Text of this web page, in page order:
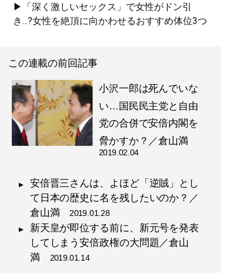
▶「深く激しいセックス」で女性がドン引
き...?女性を絶頂に向かわせるおすすめ体位3つ
この連載の前回記事
小沢一郎は死んでいな
い…国民民主党と自由
党の合併で安倍内閣を
脅かすか？／倉山満
2019.02.04
安倍晋三さんは、よほど「逆賊」とし
て日本の歴史に名を残したいのか？／
倉山満2019.01.28
新天皇が即位する前に、新元号を発表
してしまう安倍政権の大問題／倉山
満 2019.01.14